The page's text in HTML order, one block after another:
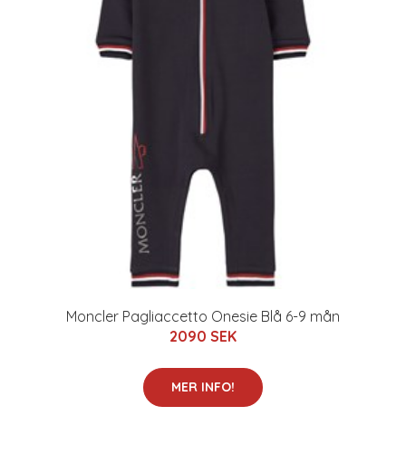
Moncler Pagliaccetto Onesie Blå 6-9 mån
2090 SEK
MER INFO!